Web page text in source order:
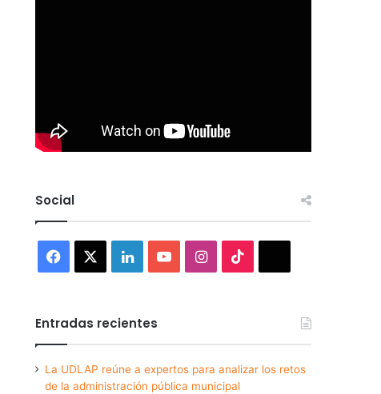
Social
Facebook LinkedInYouTubeInstagram
Entradas recientes
La UDLAP reúne a expertos para analizar los retos
de la administración pública municipal